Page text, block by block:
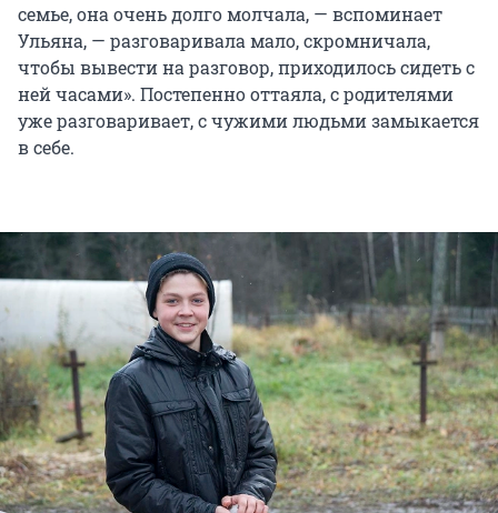
семье, она очень долго молчала, — вспоминает
Ульяна, — разговаривала мало, скромничала,
чтобы вывести на разговор, приходилось сидеть с
ней часами». Постепенно оттаяла, с родителями
уже разговаривает, с чужими людьми замыкается
в себе.